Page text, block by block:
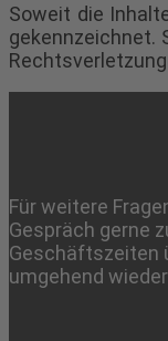
Soweit die
gekennzeichnet.
Für weitere
Gespräch gerne
Geschäftszeiten
umgehend